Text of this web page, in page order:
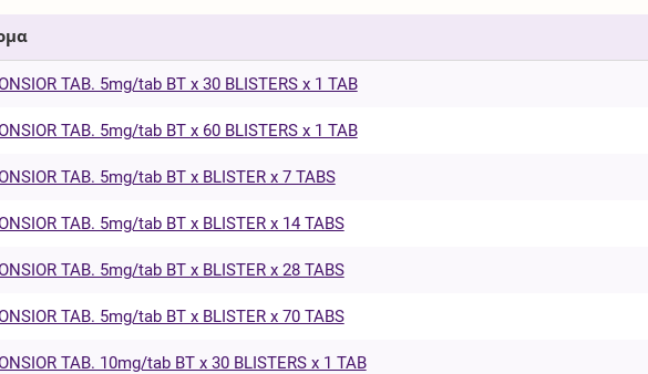
TAB. 5mg/tab BT x 30 BLISTERS x 1 TAB
TAB. 5mg/tab BT x 60 BLISTERS x 1 TAB
TAB. 5mg/tab BT x BLISTER x 7 TABS
TAB. 5mg/tab BT x BLISTER x 14 TABS
TAB. 5mg/tab BT x BLISTER x 28 TABS
TAB. 5mg/tab BT x BLISTER x 70 TABS
TAB. 10mg/tab BT x 30 BLISTERS x 1 TAB